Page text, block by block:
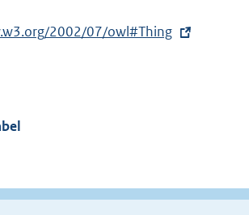
2002/07/owl#Thing